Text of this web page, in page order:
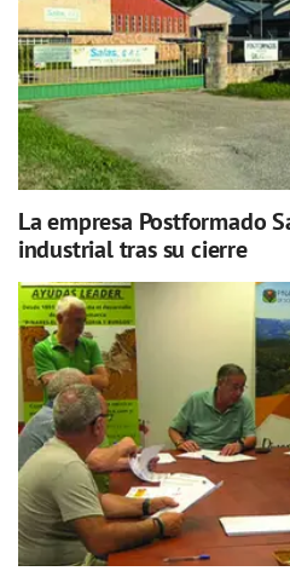
La empresa Postformado
industrial tras su cierre